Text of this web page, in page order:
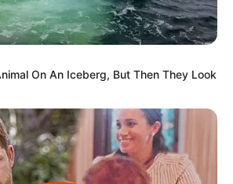
On An Iceberg, But Then They Look